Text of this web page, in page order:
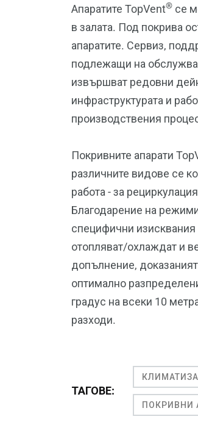
Апаратите TopVent® се
в залата. Под покрива
апаратите. Сервиз,
подлежащи на
извършват редовни
инфраструктурата и
производствения
Покривните апарати
различните видове се
работа - за
Благодарение на
специфични изисквания
отопляват/охлаждат и
допълнение,
оптимално
градус на всеки 10
разходи.
ТАГОВЕ:
ПОКРИВНИ